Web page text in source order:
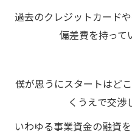
過去のクレジットカード
偏差費を持って
僕が思うにスタートはど
くうえで交渉
いわゆる事業資金の融資